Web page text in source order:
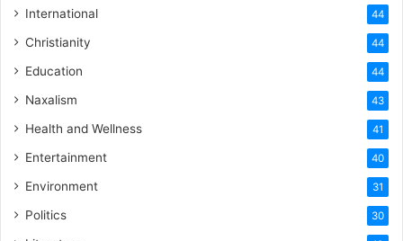
International 44
Christianity 44
Education 44
Naxalism 43
Health and Wellness 41
Entertainment 40
Environment 31
Politics 30